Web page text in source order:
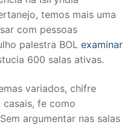
temos mais uma
com pessoas
palestra BOL examinar
600 salas ativas.
variados, chifre
fe como
argumentar nas salas